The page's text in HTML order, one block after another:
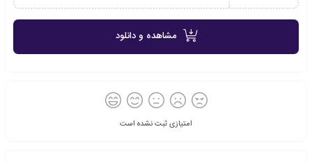
مشاهده و دانلود
امتیازی ثبت نشده است